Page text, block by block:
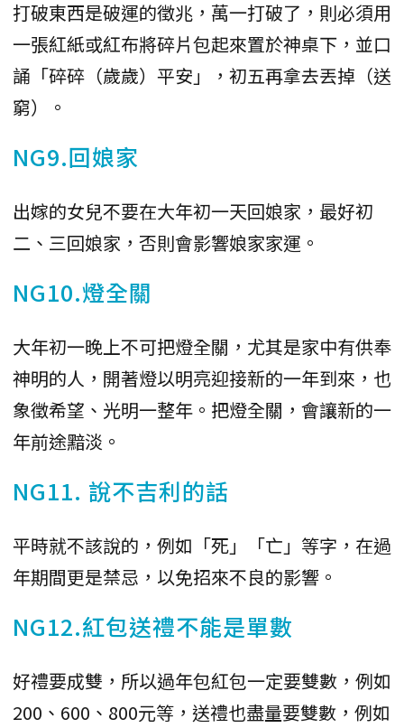
打破東西是破運的徵兆，萬一打破了，則必須用
一張紅紙或紅布將碎片包起來置於神桌下，並口
誦「碎碎（歲歲）平安」，初五再拿去丟掉（送
窮）。
NG9.回娘家
出嫁的女兒不要在大年初一天回娘家，最好初
二、三回娘家，否則會影響娘家家運。
NG10.燈全關
大年初一晚上不可把燈全關，尤其是家中有供奉
神明的人，開著燈以明亮迎接新的一年到來，也
象徵希望、光明一整年。把燈全關，會讓新的一
年前途黯淡。
NG11. 說不吉利的話
平時就不該說的，例如「死」「亡」等字，在過
年期間更是禁忌，以免招來不良的影響。
NG12.紅包送禮不能是單數
好禮要成雙，所以過年包紅包一定要雙數，例如
200、600、800元等，送禮也盡量要雙數，例如